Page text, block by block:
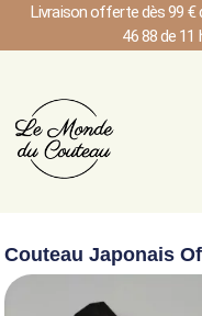
Livraison offerte dès 99 €
46 88 de 11
Couteau Japonais